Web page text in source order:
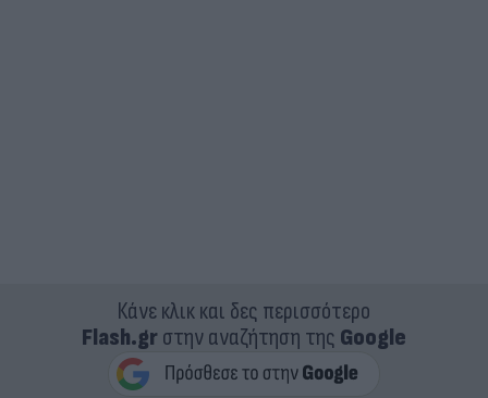
Κάνε κλικ και δες περισσότερο
Flash.grστην αναζήτηση της Google